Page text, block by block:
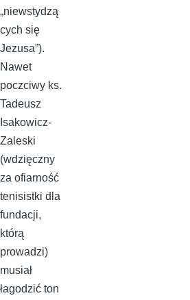
„niewstydzą
cych się
Jezusa”).
Nawet
poczciwy ks.
Tadeusz
Isakowicz-
Zaleski
(wdzięczny
za ofiarność
tenisistki dla
fundacji,
którą
prowadzi)
musiał
łagodzić ton